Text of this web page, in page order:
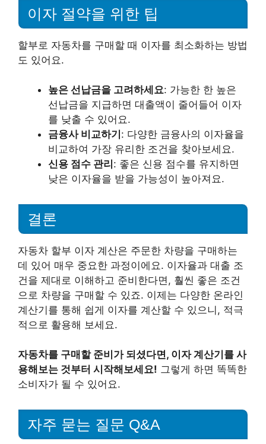
이자 절약을 위한 팁
할부로 자동차를 구매할 때 이자를 최소화하는 방법
도 있어요.
높은 선납금을 고려하세요: 가능한 한 높은
선납금을 지급하면 대출액이 줄어들어 이자
를 낮출 수 있어요.
금융사 비교하기 : 다양한 금융사의 이자율을
비교하여 가장 유리한 조건을 찾아보세요.
신용 점수 관리 : 좋은 신용 점수를 유지하면
낮은 이자율을 받을 가능성이 높아져요.
결론
자동차 할부 이자 계산은 주문한 차량을 구매하는
데 있어 매우 중요한 과정이에요. 이자율과 대출 조
건을 제대로 이해하고 준비한다면, 훨씬 좋은 조건
으로 차량을 구매할 수 있죠. 이제는 다양한 온라인
계산기를 통해 쉽게 이자를 계산할 수 있으니, 적극
적으로 활용해 보세요.
자동차를 구매할 준비가 되셨다면, 이자 계산기를 사
용해보는 것부터 시작해보세요! 그렇게 하면 똑똑한
소비자가 될 수 있어요.
자주 묻는 질문 Q&A